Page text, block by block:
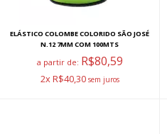
ELÁSTICO COLOMBE COLORIDO SÃO JOSÉ
N.12 7MM COM 100MTS
a partir de: R$80,59
2x R$40,30